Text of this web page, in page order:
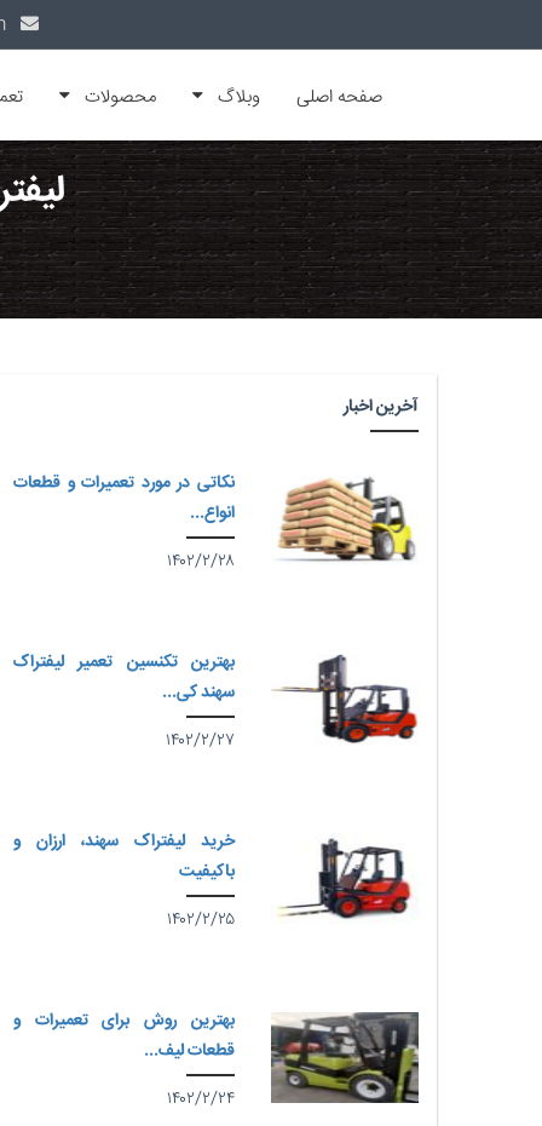
صفحه اصلی وبلاگ محصولات
آخرین اخبار
نکاتی در مورد تعمیرات و قطعات
انواع...
۱۴۰۲/۲/۲۸
بهترین تکنسین تعمیر لیفتراک
سهند کی...
۱۴۰۲/۲/۲۷
خرید لیفتراک سهند، ارزان و
باکیفیت
۱۴۰۲/۲/۲۵
بهترین روش برای تعمیرات و
قطعات لیف...
۱۴۰۲/۲/۲۴